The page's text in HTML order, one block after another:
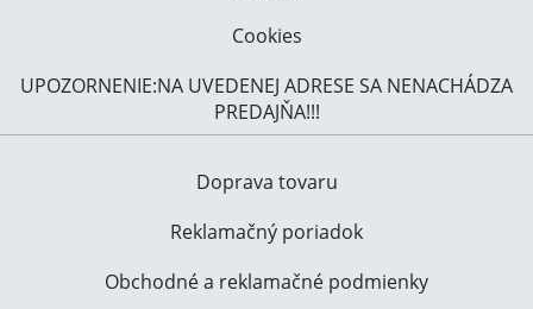
Cookies
UPOZORNENIE:NA UVEDENEJ ADRESE SA NENACHÁDZA
PREDAJŇA!!!
Doprava tovaru
Reklamačný poriadok
Obchodné a reklamačné podmienky